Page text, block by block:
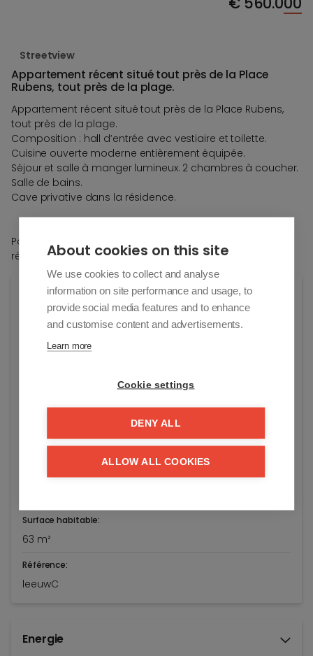
Streetview
Appartement récent situé tout près de la Place
Rubens, tout près de la plage.
Appartement récent situé tout près de la Place Rubens,
tout près de la plage.
Composition : hall d’entrée avec vestiaire et toilette.
Cuisine ouverte moderne entièrement équipée.
Séjour et salle à manger lumineux. 2 chambres à coucher.
Salle de bains.
Cave privative dans la résidence.
Possibilité d’achat d’un garage dans les environs de la
résidence
Général
Adresse:
Leopoldlaan 70-A/31
€ 560.000
Année de rénovation:
Surface habitable:
63 m²
Référence:
leeuwC
Energie
About cookies on this site
We use cookies to collect and analyse
information on site performance and usage, to
provide social media features and to enhance
and customise content and advertisements.
Learn more
Cookie settings
DENY ALL
ALLOW ALL COOKIES